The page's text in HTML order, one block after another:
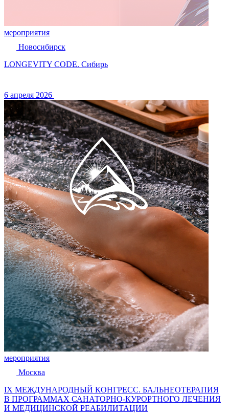
мероприятия
Новосибирск
LONGEVITY CODE. Сибирь
6 апреля 2026
мероприятия
Москва
IX МЕЖДУНАРОДНЫЙ КОНГРЕСС. БАЛЬНЕОТЕРАПИЯ
В ПРОГРАММАХ САНАТОРНО-КУРОРТНОГО ЛЕЧЕНИЯ
И МЕДИЦИНСКОЙ РЕАБИЛИТАЦИИ